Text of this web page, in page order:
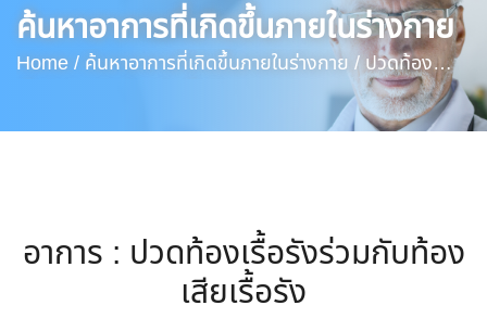
ค้นหาอาการที่เกิดขึ้นภายในร่างกาย
Home / ค้นหาอาการที่เกิดขึ้นภายในร่างกาย / ปวดท้อง
อาการ : ปวดท้องเรื้อรังร่วมกับท้อง
เสียเรื้อรัง